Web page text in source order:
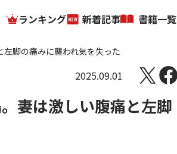
ランキング 新着記事 書籍一覧
脚の痛みに襲われ気を失った
2025.09.01
妻は激しい腹痛と左脚